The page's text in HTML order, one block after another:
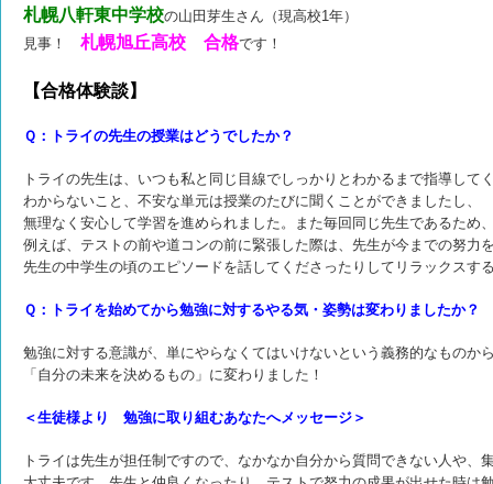
札幌八軒東中学校の山田芽生さん（現高校1年）
見事！ 札幌旭丘高校 合格です！
【合格体験談】
Ｑ：トライの先生の授業はどうでしたか？
トライの先生は、いつも私と同じ目線でしっかりとわかるまで指導して
わからないこと、不安な単元は授業のたびに聞くことができましたし、
無理なく安心して学習を進められました。
また毎回同じ先生であるため
例えば、テストの前や道コンの前に緊張した際は、先生が今までの努力
先生の中学生の頃のエピソードを話してくださったりして リラックスす
Ｑ：トライを始めてから勉強に対するやる気・姿勢は変わりましたか？
勉強に対する意識が、単にやらなくてはいけないという義務的なものか
「自分の未来を決めるもの」に変わりました！
＜生徒様より 勉強に取り組むあなたへメッセージ＞
トライは先生が担任制ですので、なかなか自分から質問できない人や、